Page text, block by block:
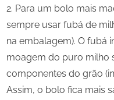
Para um bolo mais
sempre usar fubá de
na embalagem). O fubá
moagem do puro milho
componentes do grão
Assim, o bolo fica mais